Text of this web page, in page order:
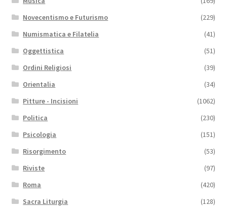
Novecentismo e Futurismo
(229)
Numismatica e Filatelia
(41)
Oggettistica
(51)
Ordini Religiosi
(39)
Orientalia
(34)
Pitture - Incisioni
(1062)
Politica
(230)
Psicologia
(151)
Risorgimento
(53)
Riviste
(97)
Roma
(420)
Sacra Liturgia
(128)